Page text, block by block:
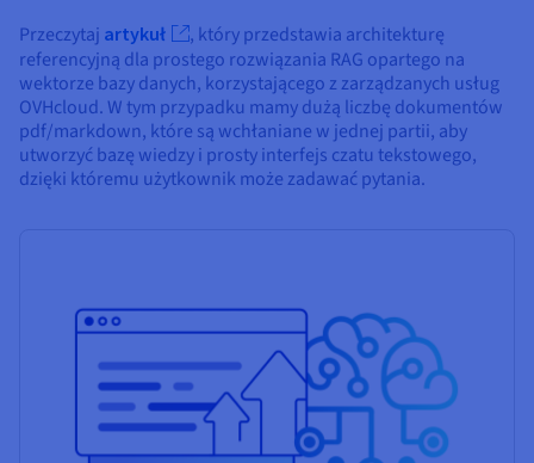
Przeczytaj artykuł
, który przedstawia architekturę
referencyjną dla prostego rozwiązania RAG opartego na
wektorze bazy danych, korzystającego z zarządzanych usług
OVHcloud. W tym przypadku mamy dużą liczbę dokumentów
pdf/markdown, które są wchłaniane w jednej partii, aby
utworzyć bazę wiedzy i prosty interfejs czatu tekstowego,
dzięki któremu użytkownik może zadawać pytania.